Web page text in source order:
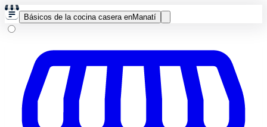
Básicos de la cocina casera enManatí